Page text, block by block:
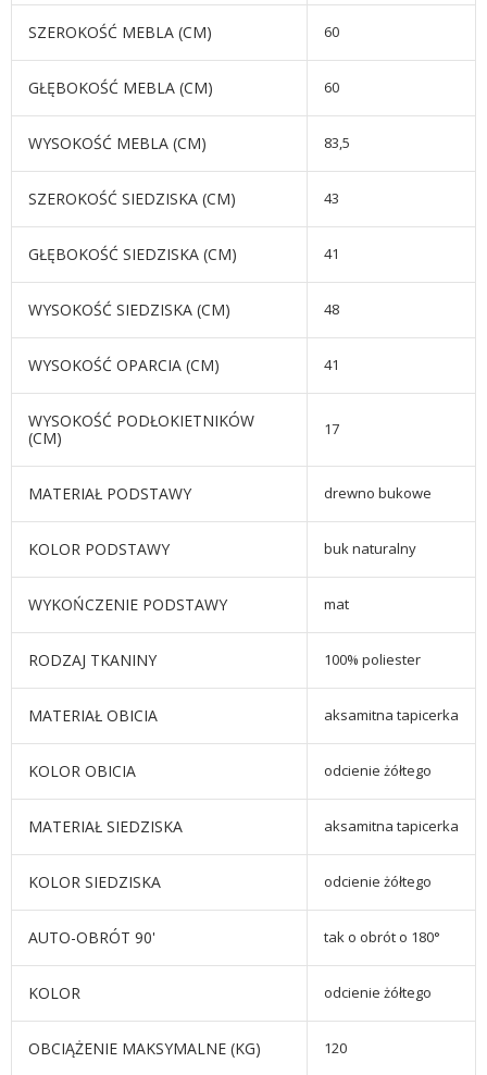
SZEROKOŚĆ MEBLA (CM) 60
GŁĘBOKOŚĆ MEBLA (CM) 60
WYSOKOŚĆ MEBLA (CM) 83,5
SZEROKOŚĆ SIEDZISKA (CM) 43
GŁĘBOKOŚĆ SIEDZISKA (CM) 41
WYSOKOŚĆ SIEDZISKA (CM) 48
WYSOKOŚĆ OPARCIA (CM) 41
WYSOKOŚĆ PODŁOKIETNIKÓW
(CM)
17
MATERIAŁ PODSTAWY drewno bukowe
KOLOR PODSTAWY buk naturalny
WYKOŃCZENIE PODSTAWY mat
RODZAJ TKANINY 100% poliester
MATERIAŁ OBICIA aksamitna tapicerka
KOLOR OBICIA odcienie żółtego
MATERIAŁ SIEDZISKA aksamitna tapicerka
KOLOR SIEDZISKA odcienie żółtego
AUTO-OBRÓT 90' tak o obrót o 180°
KOLOR odcienie żółtego
OBCIĄŻENIE MAKSYMALNE (KG) 120